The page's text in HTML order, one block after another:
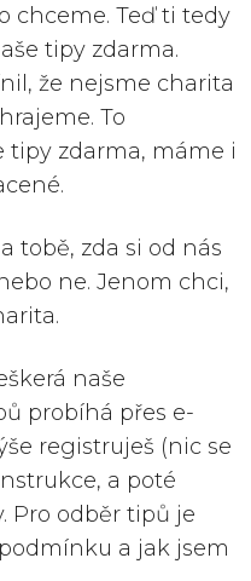
chceme. Teď ti tedy
tipy zdarma.
že nejsme charita
To
tipy zdarma, máme i
tobě, zda si od nás
ne. Jenom chci,
naše
probíhá přes e-
registruješ (nic se
a poté
Pro odběr tipů je
a jak jsem